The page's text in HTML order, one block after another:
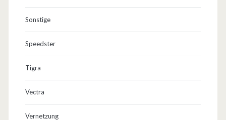
Sonstige
Speedster
Tigra
Vectra
Vernetzung